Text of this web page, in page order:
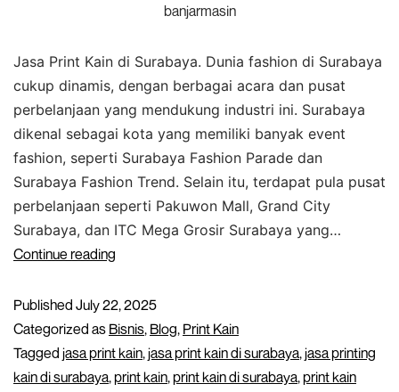
banjarmasin
Jasa Print Kain di Surabaya. Dunia fashion di Surabaya
cukup dinamis, dengan berbagai acara dan pusat
perbelanjaan yang mendukung industri ini. Surabaya
dikenal sebagai kota yang memiliki banyak event
fashion, seperti Surabaya Fashion Parade dan
Surabaya Fashion Trend. Selain itu, terdapat pula pusat
perbelanjaan seperti Pakuwon Mall, Grand City
Surabaya, dan ITC Mega Grosir Surabaya yang…
Continue reading
Published July 22, 2025
Categorized as Bisnis, Blog, Print Kain
Tagged jasa print kain,jasa print kain di surabaya,jasa printing
kain di surabaya,print kain,print kain di surabaya,print kain